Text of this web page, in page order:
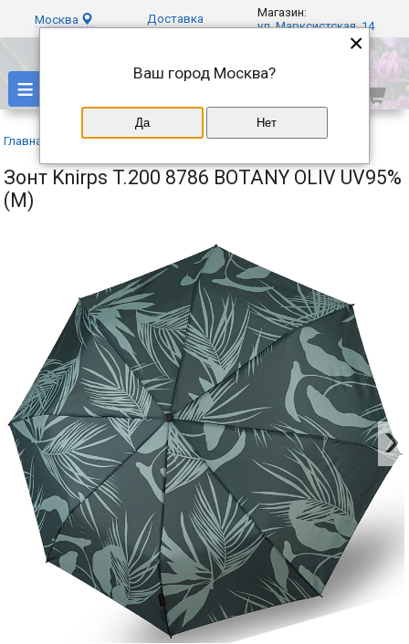
Москва Доставка
Магазин:
ул. Марксистская, 14
≡
Главная Каталог» Knirps»
Зонт Knirps T.200 8786 BOTANY OLIV UV95%
(M)
×
Ваш город Москва?
Да Нет